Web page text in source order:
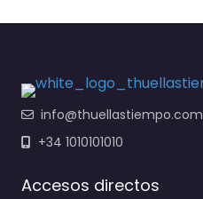
info@thuellastiempo.com
+34 1010101010
Accesos directos